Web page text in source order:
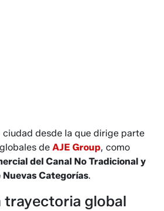
ciudad desde la que dirige parte
deAJE Group, como
del Canal No Tradicional y
Categorías.
trayectoria global